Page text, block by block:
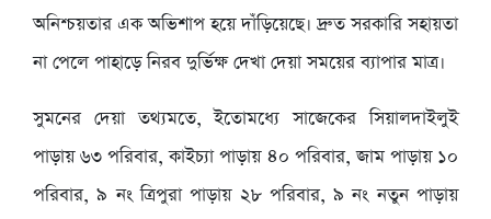
অনিশ্চয়তার এক অভিশাপ হয়ে দাঁড়িয়েছে। দ্রুত সরকারি সহায়তা
না পেলে পাহাড়ে নিরব দুর্ভিক্ষ দেখা দেয়া সময়ের ব্যাপার মাত্র।
সুমনের দেয়া তথ্যমতে, ইতোমধ্যে সাজেকের সিয়ালদাইলুই
পাড়ায় ৬৩ পরিবার, কাইচ্যা পাড়ায় ৪০ পরিবার, জাম পাড়ায় ১০
পরিবার, ৯ নং ত্রিপুরা পাড়ায় ২৮ পরিবার, ৯ নং নতুন পাড়ায়